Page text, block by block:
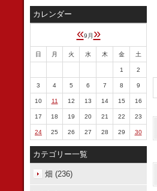
カレンダー
«9月 »
日 月 火 水 木 金 土
1 2
3 4 5 6 7 8 9
10 11 12 13 14 15 16
17 18 19 20 21 22 23
24 25 26 27 28 29 30
カテゴリー一覧
畑 (236)